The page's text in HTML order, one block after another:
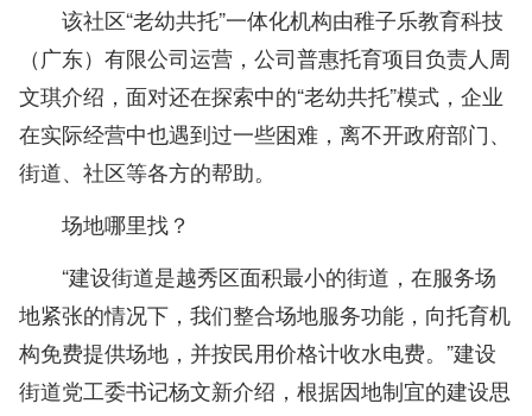
该社区“老幼共托”一体化机构由稚子乐教育科技
（广东）有限公司运营，公司普惠托育项目负责人周
文琪介绍，面对还在探索中的“老幼共托”模式，企业
在实际经营中也遇到过一些困难，离不开政府部门、
街道、社区等各方的帮助。
场地哪里找？
“建设街道是越秀区面积最小的街道，在服务场
地紧张的情况下，我们整合场地服务功能，向托育机
构免费提供场地，并按民用价格计收水电费。”建设
街道党工委书记杨文新介绍，根据因地制宜的建设思